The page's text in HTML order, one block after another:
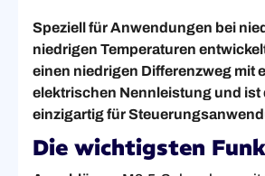
Speziell für Anwendungen bei
niedrigen Temperaturen
einen niedrigen Differenzweg mit
elektrischen Nennleistung und ist
einzigartig für
Die wichtigsten